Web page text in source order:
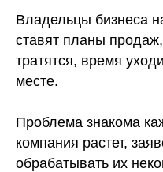
Владельцы бизнеса
ставят планы продаж,
тратятся, время
месте.
Проблема знакома
компания растет,
обрабатывать их